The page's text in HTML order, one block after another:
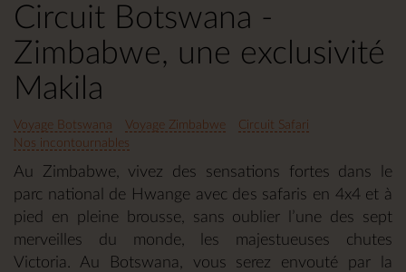
Circuit Botswana -
Zimbabwe, une exclusivité
Makila
Voyage Botswana Voyage Zimbabwe
Circuit Safari
Nos incontournables
Au Zimbabwe, vivez des sensations fortes dans le
parc national de Hwange avec des safaris en 4x4 et à
pied en pleine brousse, sans oublier l’une des sept
merveilles du monde, les majestueuses chutes
Victoria. Au Botswana, vous serez envouté par la